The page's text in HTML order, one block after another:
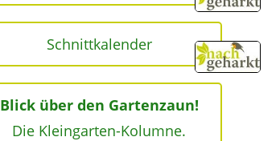
Schnittkalender
Blick über den Gartenzaun!
Die Kleingarten-Kolumne.